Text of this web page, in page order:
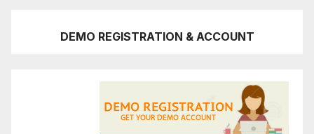
DEMO REGISTRATION & ACCOUNT